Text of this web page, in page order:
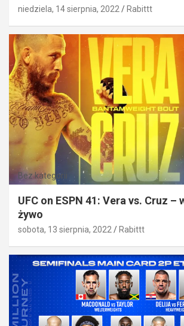
niedziela, 14 sierpnia, 2022 Rabittt
Bez kategorii
UFC on ESPN 41: Vera vs. Cruz –
żywo
sobota, 13 sierpnia, 2022 Rabittt